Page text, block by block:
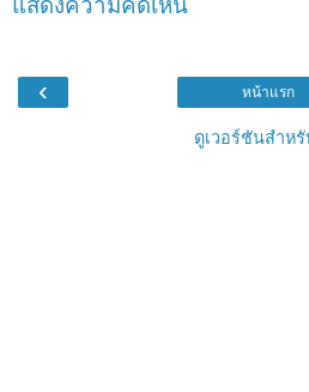
แสดงความคิดเห็น
‹ หน้าแรก
ดูเวอร์ชันสำหรั